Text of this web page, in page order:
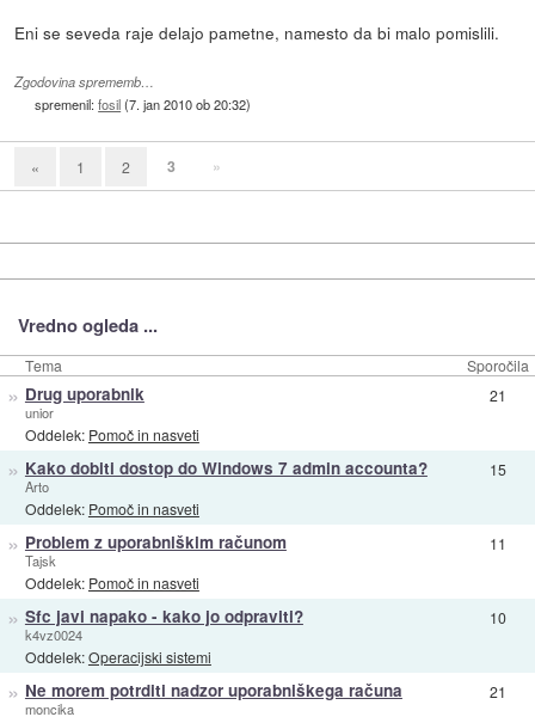
Eni se seveda raje delajo pametne, namesto da bi malo pomislili.
Zgodovina sprememb…
spremenil:fosil(7. jan 2010 ob 20:32)
« 1 2 3 »
Vredno ogleda ...
Tema Sporočila
» Drug uporabnik
unior
Oddelek: Pomoč in nasveti
21
» Kako dobiti dostop do Windows 7 admin accounta?
Arto
Oddelek: Pomoč in nasveti
15
» Problem z uporabniškim računom
Tajsk
Oddelek: Pomoč in nasveti
11
» Sfc javi napako - kako jo odpraviti?
k4vz0024
Oddelek:Operacijski sistemi
10
» Ne morem potrditi nadzor uporabniškega računa
moncika
21